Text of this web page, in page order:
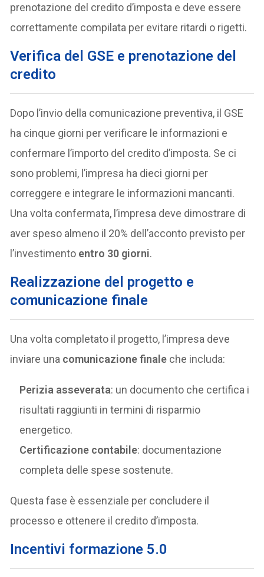
prenotazione del credito d’imposta e deve essere
correttamente compilata per evitare ritardi o rigetti.
Verifica del GSE e prenotazione del
credito
Dopo l’invio della comunicazione preventiva, il GSE
ha cinque giorni per verificare le informazioni e
confermare l’importo del credito d’imposta. Se ci
sono problemi, l’impresa ha dieci giorni per
correggere e integrare le informazioni mancanti.
Una volta confermata, l’impresa deve dimostrare di
aver speso almeno il 20% dell’acconto previsto per
l’investimento entro 30 giorni.
Realizzazione del progetto e
comunicazione finale
Una volta completato il progetto, l’impresa deve
inviare una comunicazione finale che includa:
Perizia asseverata: un documento che certifica i
risultati raggiunti in termini di risparmio
energetico.
Certificazione contabile: documentazione
completa delle spese sostenute.
Questa fase è essenziale per concludere il
processo e ottenere il credito d’imposta.
Incentivi formazione 5.0